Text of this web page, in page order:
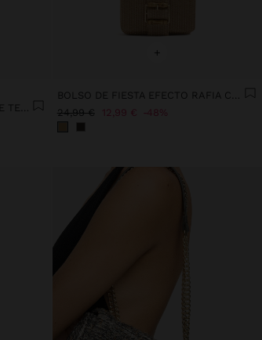
BOLSO DE FIESTA REDONDO DE TERCIOPELO
+
BOLSO DE FIESTA EFECTO RAFIA CON SOLAPA
24,99 € 12,99 € 48%